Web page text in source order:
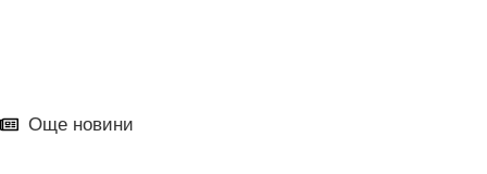
Още новини